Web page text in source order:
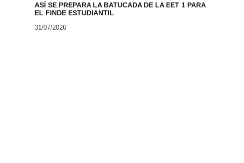
ASÍ SE PREPARA LA BATUCADA DE LA EET 1 PARA
EL FINDE ESTUDIANTIL
31/07/2026